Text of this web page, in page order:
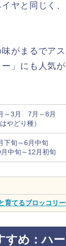
ヤと同じく
がまるでア
」にも人気
～3月 7月～8月
はやどり種）
下旬～6月中旬
中旬～12月初旬
育てるブロッコリ
すめ：ハ